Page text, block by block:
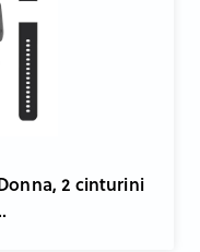
2 cinturini